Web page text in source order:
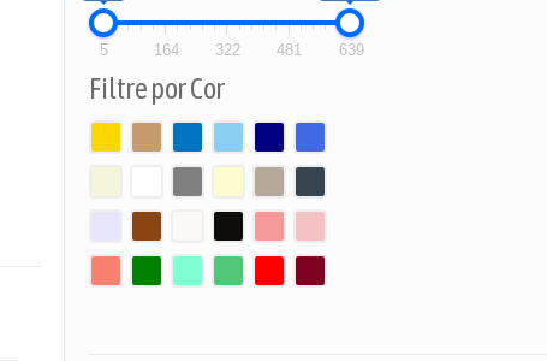
5 164 322 481 639
Filtre por Cor